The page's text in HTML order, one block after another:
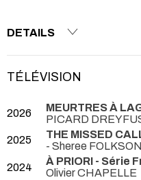
DETAILS
TÉLÉVISION
2026 MEURTRES À
PICARD
2025
THE MISSED
- Sheree FOLKSON
2024
À PRIORI - Série
Olivier CHAPELLE